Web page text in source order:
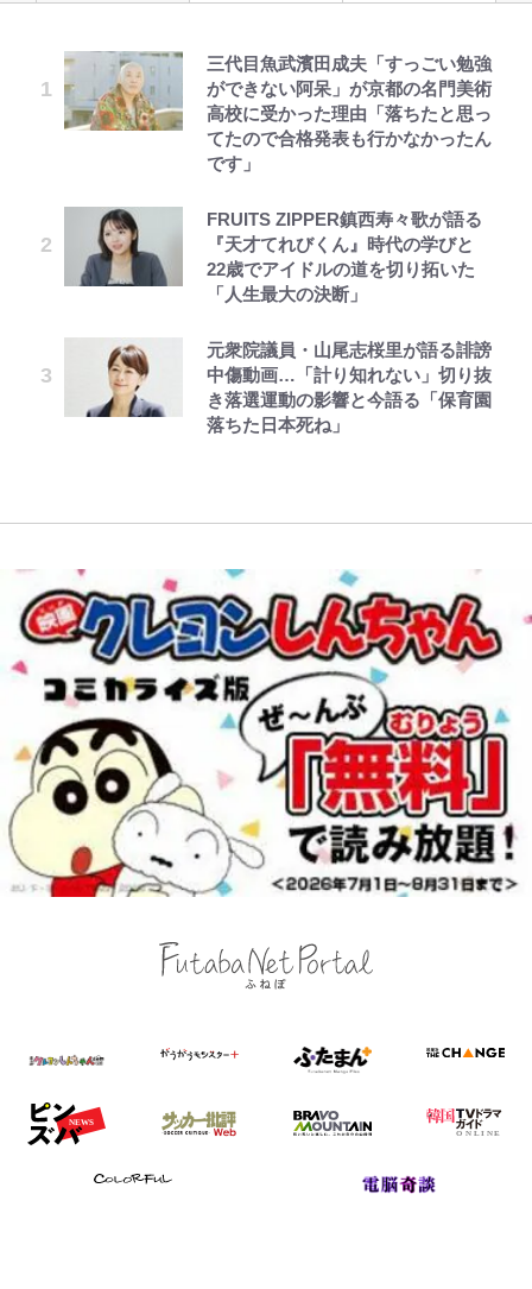
三代目魚武濱田成夫「すっごい勉強
ができない阿呆」が京都の名門美術
高校に受かった理由「落ちたと思っ
てたので合格発表も行かなかったん
です」
FRUITS ZIPPER鎮西寿々歌が語る
『天才てれびくん』時代の学びと
22歳でアイドルの道を切り拓いた
「人生最大の決断」
元衆院議員・山尾志桜里が語る誹謗
中傷動画…「計り知れない」切り抜
き落選運動の影響と今語る「保育園
落ちた日本死ね」
「危ない」「やめて」第1子妊娠中
の田中みな実、ゴリゴリヒール着用
に心配の声…ザックリ衣装にも意見
続々
ちゃモテる」 年収7億円・お洒落・
包容力…超愛される日本代表
長瀬智也の“角刈りちっく短髪”変
味深「スネ毛ハラスメント」にも注
目
令和のNBAを先取りしていた!?
『SLAM DUNK』が30年前に描い
た「驚きの戦術」ストレッチ5に大
型ポイントガードも…
「恐怖キャラ」の戦慄シーン 小さ
くてかわいい世界なのに「見た目か
らしてヤバイ…」
ZZ』いまだ語り継がれる「伝説の
トンデモシーン」 「Zザク」に
「謎の光」も…
公式-雑用付与術師が自分の最強に
気付くまで 第56話(1)
公式-転生したら平民でした。~生活
します~ 第37話(2)
公式-ゲーム知識で最強に成ったモ
ブ兵士は、真の実力を隠したい 第
浅草は日本の心だゾ
ボンジュールでポンジュースだゾ
とうちゃんが出世するゾ
【W杯】日本代表FW上田綺世の爆
美女モデル妻｢ワンオペ苦言｣で動
画削除の波紋…一方で株を上げ続け
る大谷翔平妻｢最強の処世術」
薫がブライトン新ユニのモデルで完
全復活！“King”の帰還に｢チームか
ら大歓迎されてる｣｢元気な姿見れ
て…｣
新会社の背後に見え隠れするトラン
プと巨大ファンドの影、ルールすら
歪める｢アメリカ式｣【FIFA3兆円の
野望と2度のオウンゴール、来年3
アユは「怒らせて掛ける」魚だっ
た！ ルアーを追わせて釣りあげる
「アユイング」のオリジナリティ＆
おもしろさを知る
良質な湯は “山の恵み”！ 満足度を
上げてくれる「温泉付きRVパー
ク」おすすめ3選
けど……」 グラベルバイクで暑さ
に負けそうなヒルクライム、砂利道
を疾走して少年時代を振り返る50
代の夏 長野県｜2026年
空の轍と大地の雲と 第1回
第3回 出版までの道のり・その2
レビュー『仮面家族』悠木シュン・